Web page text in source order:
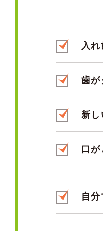
入
歯
新
口
自